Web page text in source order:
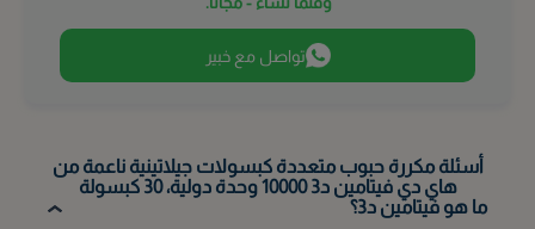
تواصل مع خبير
أسئلة مكررة حبوب متعددة كبسولات جيلاتينية ناعمة من
هاي دي فيتامين د3 10000 وحدة دولية، 30 كبسولة
ما هو فيتامين د3؟